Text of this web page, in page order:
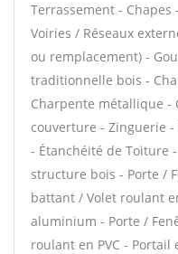
Terrassement -
Voiries / Réseaux
ou remplacement) -
traditionnelle bois -
Charpente métallique -
couverture - Zinguerie
- Étanchéité de Toiture
structure bois - Porte /
battant / Volet roulant
aluminium - Porte /
roulant en PVC - Portail